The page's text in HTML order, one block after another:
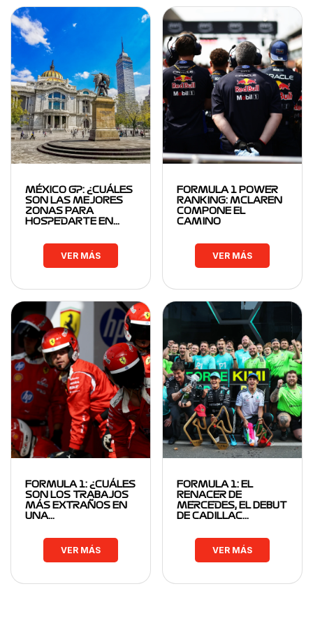
MÉXICO GP: ¿CUÁLES
SON LAS MEJORES
ZONAS PARA
HOSPEDARTE EN…
VER MÁS
FORMULA 1 POWER
RANKING: MCLAREN
COMPONE EL
CAMINO
VER MÁS
FORMULA 1: ¿CUÁLES
SON LOS TRABAJOS
MÁS EXTRAÑOS EN
UNA…
VER MÁS
FORMULA 1: EL
RENACER DE
MERCEDES, EL DEBUT
DE CADILLAC…
VER MÁS